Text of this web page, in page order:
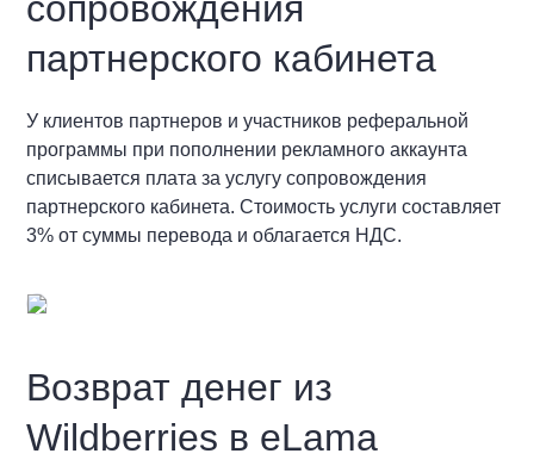
партнерского кабинета
У клиентов партнеров и участников реферальной
программы при пополнении рекламного аккаунта
списывается плата за услугу сопровождения
партнерского кабинета. Стоимость услуги составляет
3% от суммы перевода и облагается НДС.
Возврат денег из
Wildberries в eLama